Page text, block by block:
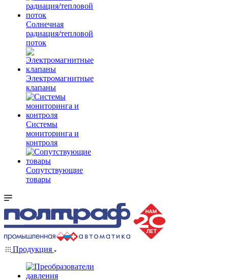
Солнечная
радиация/тепловой
поток
Электромагнитные
клапаны
Системы
мониторинга и
контроля
Сопутствующие
товары
Продукция